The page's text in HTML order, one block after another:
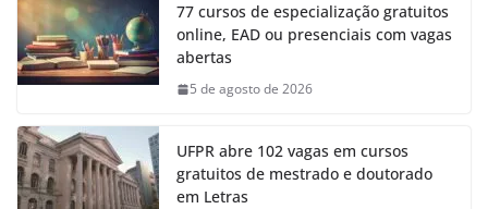
77 cursos de especialização gratuitos
online, EAD ou presenciais com vagas
abertas
5 de agosto de 2026
UFPR abre 102 vagas em cursos
gratuitos de mestrado e doutorado
em Letras